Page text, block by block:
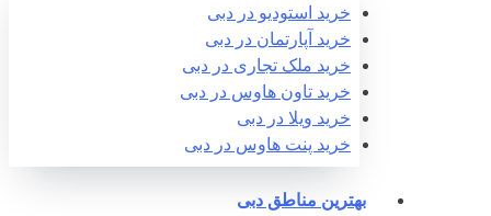
خرید استودیو در دبی
خرید آپارتمان در دبی
خرید ملک تجاری در دبی
خرید تاون هاوس در دبی
خرید ویلا در دبی
خرید پنت هاوس در دبی
بهترین مناطق دبی